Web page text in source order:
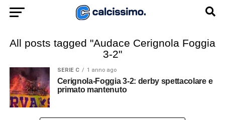
All posts tagged "Audace Cerignola Foggia
3-2"
SERIE C 1 anno ago
Cerignola-Foggia 3-2: derby spettacolare e
primato mantenuto